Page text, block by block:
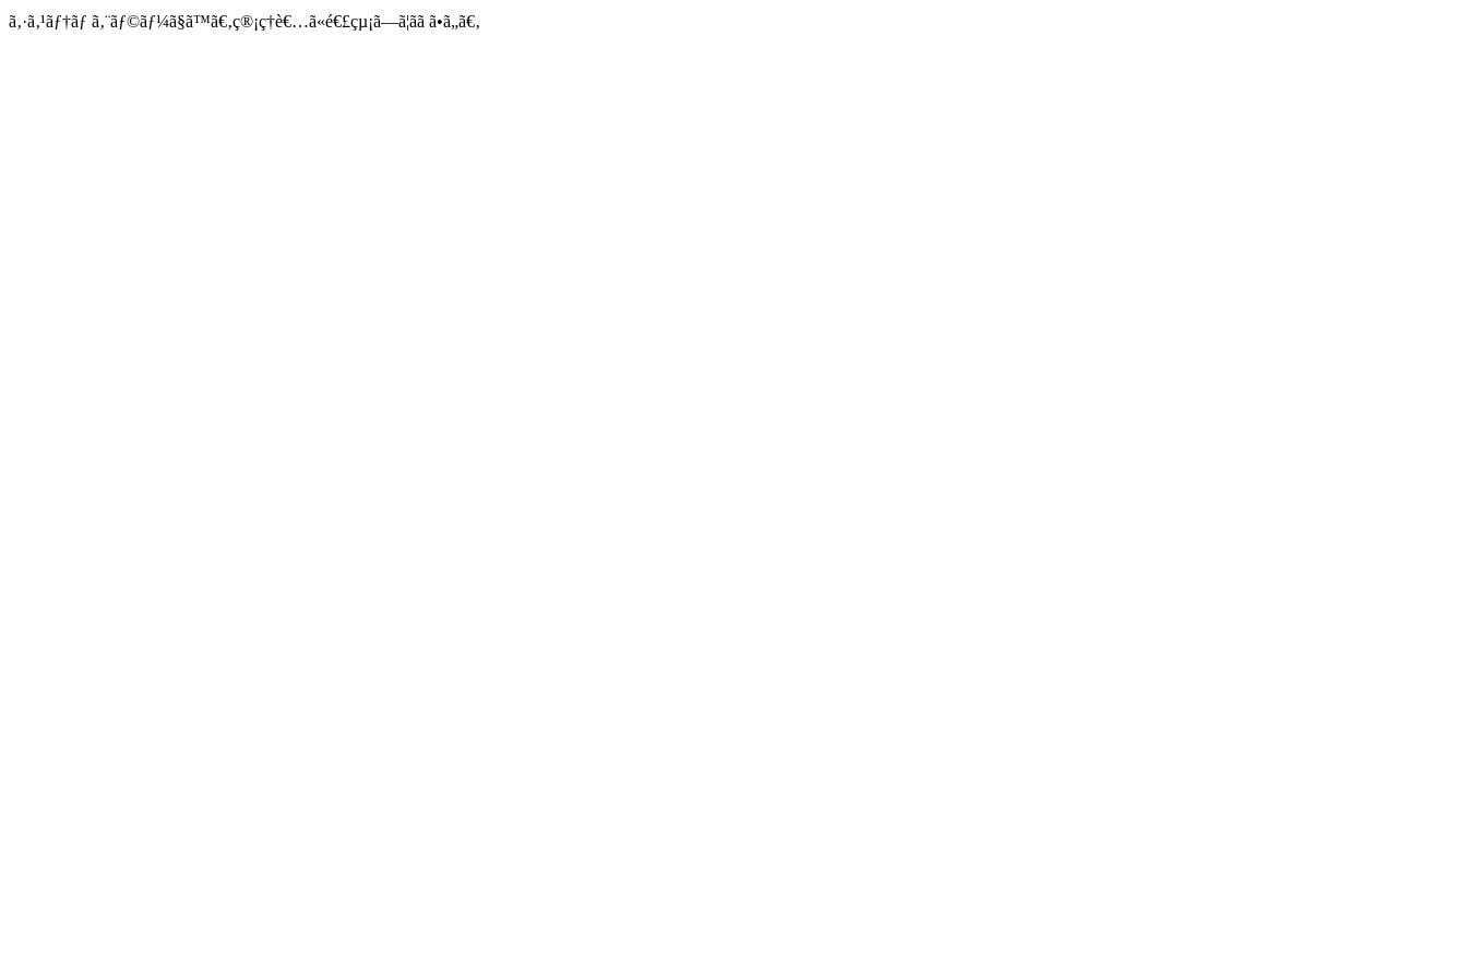
ã‚·ã‚¹ãƒ†ãƒ ã‚¨ãƒ©ãƒ¼ã§ã™ã€‚ç®¡ç†è€…ã«é€£çµ¡ã—ã¦ãã ã•ã„ã€‚